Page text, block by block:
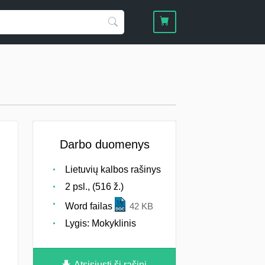
Darbo duomenys
Lietuvių kalbos rašinys
2 psl., (516 ž.)
Word failas
42 KB
Lygis: Mokyklinis